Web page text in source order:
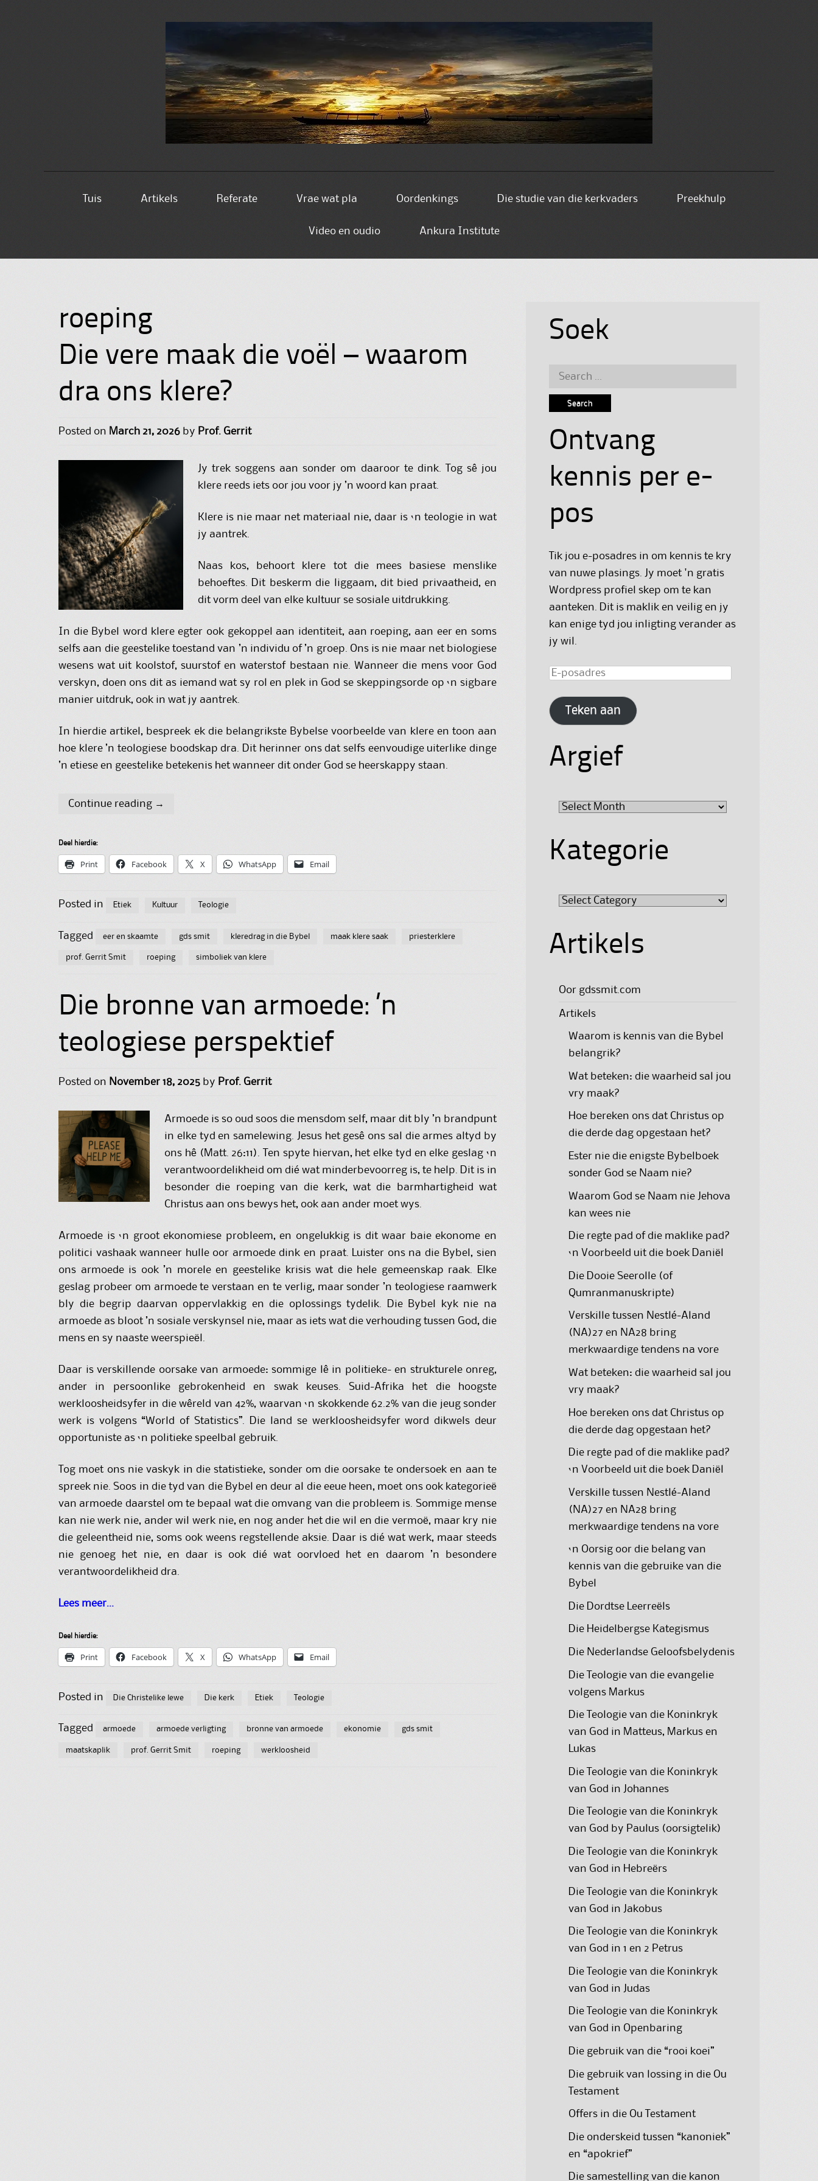
Tuis Artikels Referate Vrae wat pla Oordenkings Die studie van die kerkvaders Preekhulp
Video en oudio Ankura Institute
roeping
Die vere maak die voël – waarom
dra ons klere?
Posted on March 21, 2026 by Prof. Gerrit
Jy trek soggens aan sonder om daaroor te dink. Tog sê jou
klere reeds iets oor jou voor jy ’n woord kan praat.
Klere is nie maar net materiaal nie, daar is ‘n teologie in wat
jy aantrek.
Naas kos, behoort klere tot die mees basiese menslike
behoeftes. Dit beskerm die liggaam, dit bied privaatheid, en
dit vorm deel van elke kultuur se sosiale uitdrukking.
In die Bybel word klere egter ook gekoppel aan identiteit, aan roeping, aan eer en soms
selfs aan die geestelike toestand van ’n individu of ’n groep. Ons is nie maar net biologiese
wesens wat uit koolstof, suurstof en waterstof bestaan nie. Wanneer die mens voor God
verskyn, doen ons dit as iemand wat sy rol en plek in God se skeppingsorde op ‘n sigbare
manier uitdruk, ook in wat jy aantrek.
In hierdie artikel, bespreek ek die belangrikste Bybelse voorbeelde van klere en toon aan
hoe klere ’n teologiese boodskap dra. Dit herinner ons dat selfs eenvoudige uiterlike dinge
’n etiese en geestelike betekenis het wanneer dit onder God se heerskappy staan.
Continue reading →
Deel hierdie:
Print Facebook X WhatsApp Email
Posted in Etiek Kultuur Teologie
Tagged eer en skaamte gds smit kleredrag in die Bybel maak klere saak priesterklere
prof. Gerrit Smit roeping simboliek van klere
Die bronne van armoede: ’n
teologiese perspektief
Posted on November 18, 2025 by Prof. Gerrit
Armoede is so oud soos die mensdom self, maar dit bly ’n brandpunt
in elke tyd en samelewing. Jesus het gesê ons sal die armes altyd by
ons hê (Matt. 26:11). Ten spyte hiervan, het elke tyd en elke geslag ‘n
verantwoordelikheid om dié wat minderbevoorreg is, te help. Dit is in
besonder die roeping van die kerk, wat die barmhartigheid wat
Christus aan ons bewys het, ook aan ander moet wys.
Armoede is ‘n groot ekonomiese probleem, en ongelukkig is dit waar baie ekonome en
politici vashaak wanneer hulle oor armoede dink en praat. Luister ons na die Bybel, sien
ons armoede is ook ’n morele en geestelike krisis wat die hele gemeenskap raak. Elke
geslag probeer om armoede te verstaan en te verlig, maar sonder ’n teologiese raamwerk
bly die begrip daarvan oppervlakkig en die oplossings tydelik. Die Bybel kyk nie na
armoede as bloot ’n sosiale verskynsel nie, maar as iets wat die verhouding tussen God, die
mens en sy naaste weerspieël.
Daar is verskillende oorsake van armoede: sommige lê in politieke- en strukturele onreg,
ander in persoonlike gebrokenheid en swak keuses. Suid-Afrika het die hoogste
werkloosheidsyfer in die wêreld van 42%, waarvan ‘n skokkende 62.2% van die jeug sonder
werk is volgens “World of Statistics”. Die land se werkloosheidsyfer word dikwels deur
opportuniste as ‘n politieke speelbal gebruik.
Tog moet ons nie vaskyk in die statistieke, sonder om die oorsake te ondersoek en aan te
spreek nie. Soos in die tyd van die Bybel en deur al die eeue heen, moet ons ook kategorieë
van armoede daarstel om te bepaal wat die omvang van die probleem is. Sommige mense
kan nie werk nie, ander wil werk nie, en nog ander het die wil en die vermoë, maar kry nie
die geleentheid nie, soms ook weens regstellende aksie. Daar is dié wat werk, maar steeds
nie genoeg het nie, en daar is ook dié wat oorvloed het en daarom ’n besondere
verantwoordelikheid dra.
Lees meer…
Deel hierdie:
Print Facebook X WhatsApp Email
Posted in Die Christelike lewe Die kerk Etiek Teologie
Tagged armoede armoede verligting bronne van armoede ekonomie gds smit
maatskaplik prof. Gerrit Smit roeping werkloosheid
Soek
Search
Ontvang
kennis per e-
pos
Tik jou e-posadres in om kennis te kry
van nuwe plasings. Jy moet 'n gratis
Wordpress profiel skep om te kan
aanteken. Dit is maklik en veilig en jy
kan enige tyd jou inligting verander as
jy wil.
E-
Teken aan
Argief
Argief
Kategorie
Kategorie
Artikels
Oor gdssmit.com
Artikels
Waarom is kennis van die Bybel
belangrik?
Wat beteken: die waarheid sal jou
vry maak?
Hoe bereken ons dat Christus op
die derde dag opgestaan het?
Ester nie die enigste Bybelboek
sonder God se Naam nie?
Waarom God se Naam nie Jehova
kan wees nie
Die regte pad of die maklike pad?
‘n Voorbeeld uit die boek Daniël
Die Dooie Seerolle (of
Qumranmanuskripte)
Verskille tussen Nestlé-Aland
(NA)27 en NA28 bring
merkwaardige tendens na vore
Wat beteken: die waarheid sal jou
vry maak?
Hoe bereken ons dat Christus op
die derde dag opgestaan het?
Die regte pad of die maklike pad?
‘n Voorbeeld uit die boek Daniël
Verskille tussen Nestlé-Aland
(NA)27 en NA28 bring
merkwaardige tendens na vore
‘n Oorsig oor die belang van
kennis van die gebruike van die
Bybel
Die Dordtse Leerreëls
Die Heidelbergse Kategismus
Die Nederlandse Geloofsbelydenis
Die Teologie van die evangelie
volgens Markus
Die Teologie van die Koninkryk
van God in Matteus, Markus en
Lukas
Die Teologie van die Koninkryk
van God in Johannes
Die Teologie van die Koninkryk
van God by Paulus (oorsigtelik)
Die Teologie van die Koninkryk
van God in Hebreërs
Die Teologie van die Koninkryk
van God in Jakobus
Die Teologie van die Koninkryk
van God in 1 en 2 Petrus
Die Teologie van die Koninkryk
van God in Judas
Die Teologie van die Koninkryk
van God in Openbaring
Die gebruik van die “rooi koei”
Die gebruik van lossing in die Ou
Testament
Offers in die Ou Testament
Die onderskeid tussen “kanoniek”
en “apokrief”
Die samestelling van die kanon